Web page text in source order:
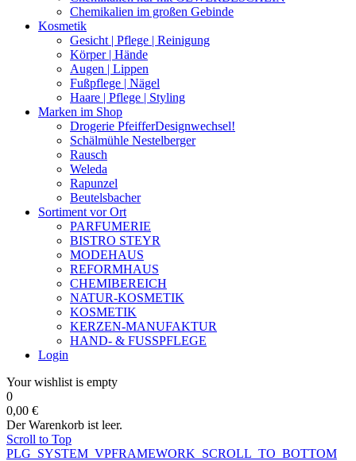
Chemikalien im großen Gebinde
Kosmetik
Gesicht | Pflege | Reinigung
Körper | Hände
Augen | Lippen
Fußpflege | Nägel
Haare | Pflege | Styling
Marken im Shop
Drogerie PfeifferDesignwechsel!
Schälmühle Nestelberger
Rausch
Weleda
Rapunzel
Beutelsbacher
Sortiment vor Ort
PARFUMERIE
BISTRO STEYR
MODEHAUS
REFORMHAUS
CHEMIBEREICH
NATUR-KOSMETIK
KOSMETIK
KERZEN-MANUFAKTUR
HAND- & FUSSPFLEGE
Login
Your wishlist is empty
0
0,00 €
Der Warenkorb ist leer.
Scroll to Top
PLG_SYSTEM_VPFRAMEWORK_SCROLL_TO_BOTTOM